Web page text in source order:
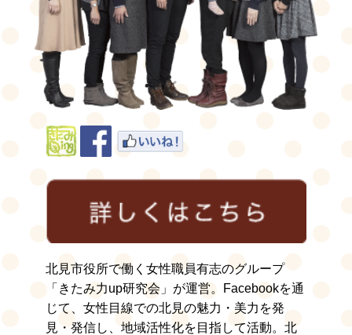
北見市役所で働く女性職員有志のグループ
「きたみ力up研究会」が運営。Facebookを通
じて、女性目線での北見の魅力・美力を発
見・発信し、地域活性化を目指して活動。北